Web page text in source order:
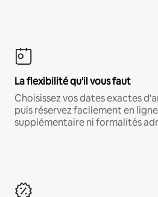
La flexibilité qu'il vous faut
Choisissez vos dates exactes
puis réservez facilement en
supplémentaire ni formalités